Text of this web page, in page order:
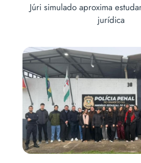
Júri simulado aproxima
jurídica